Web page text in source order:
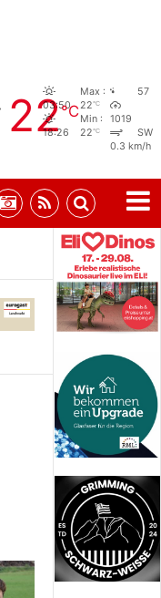
22°C
03:50
18:26
Max :
22°C
Min :
22°C
57
1019
SW
0.3 km/h